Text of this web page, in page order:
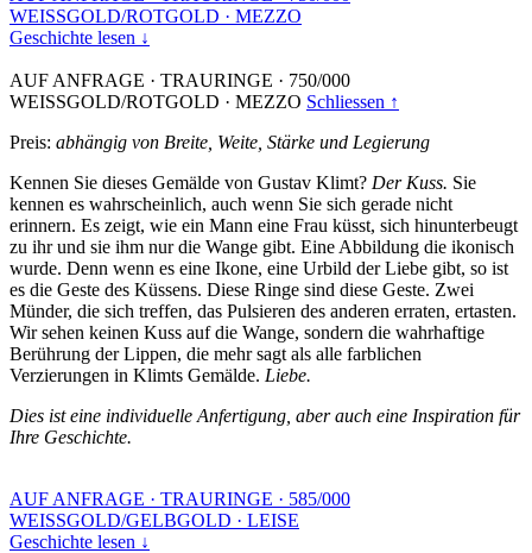
WEISSGOLD/ROTGOLD · MEZZO
Geschichte lesen ↓
AUF ANFRAGE · TRAURINGE · 750/000
WEISSGOLD/ROTGOLD · MEZZO Schliessen ↑
Preis: abhängig von Breite, Weite, Stärke und Legierung
Kennen Sie dieses Gemälde von Gustav Klimt? Der Kuss. Sie
kennen es wahrscheinlich, auch wenn Sie sich gerade nicht
erinnern. Es zeigt, wie ein Mann eine Frau küsst, sich hinunterbeugt
zu ihr und sie ihm nur die Wange gibt. Eine Abbildung die ikonisch
wurde. Denn wenn es eine Ikone, eine Urbild der Liebe gibt, so ist
es die Geste des Küssens. Diese Ringe sind diese Geste. Zwei
Münder, die sich treffen, das Pulsieren des anderen erraten, ertasten.
Wir sehen keinen Kuss auf die Wange, sondern die wahrhaftige
Berührung der Lippen, die mehr sagt als alle farblichen
Verzierungen in Klimts Gemälde. Liebe.
Dies ist eine individuelle Anfertigung, aber auch eine Inspiration für
Ihre Geschichte.
AUF ANFRAGE · TRAURINGE · 585/000
WEISSGOLD/GELBGOLD · LEISE
Geschichte lesen ↓